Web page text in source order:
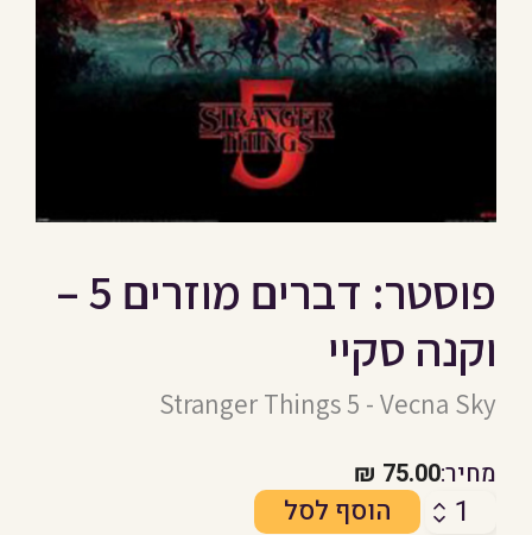
פוסטר: דברים מוזרים 5 –
וקנה סקיי
Stranger Things 5 - Vecna Sky
מחיר:75.00
₪
כמות
הוסף לסל